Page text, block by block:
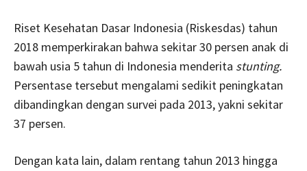
Riset Kesehatan Dasar Indonesia (Riskesdas) tahun
2018 memperkirakan bahwa sekitar 30 persen anak di
bawah usia 5 tahun di Indonesia menderita stunting.
Persentase tersebut mengalami sedikit peningkatan
dibandingkan dengan survei pada 2013, yakni sekitar
37 persen.
Dengan kata lain, dalam rentang tahun 2013 hingga